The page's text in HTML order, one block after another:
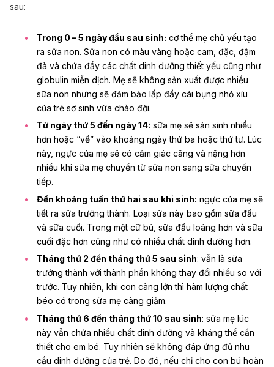
sau:
Trong 0 – 5 ngày đầu sau sinh: cơ thể mẹ chủ yếu tạo
ra sữa non. Sữa non có màu vàng hoặc cam, đặc, đậm
đà và chứa đầy các chất dinh dưỡng thiết yếu cũng như
globulin miễn dịch. Mẹ sẽ không sản xuất được nhiều
sữa non nhưng sẽ đảm bảo lấp đầy cái bụng nhỏ xíu
của trẻ sơ sinh vừa chào đời.
Từ ngày thứ 5 đến ngày 14: sữa mẹ sẽ sản sinh nhiều
hơn hoặc “về” vào khoảng ngày thứ ba hoặc thứ tư. Lúc
này, ngực của mẹ sẽ có cảm giác căng và nặng hơn
nhiều khi sữa mẹ chuyển từ sữa non sang sữa chuyển
tiếp.
Đến khoảng tuần thứ hai sau khi sinh: ngực của mẹ sẽ
tiết ra sữa trưởng thành. Loại sữa này bao gồm sữa đầu
và sữa cuối. Trong một cữ bú, sữa đầu loãng hơn và sữa
cuối đặc hơn cũng như có nhiều chất dinh dưỡng hơn.
Tháng thứ 2 đến tháng thứ 5 sau sinh: vẫn là sữa
trưởng thành với thành phần không thay đổi nhiều so với
trước. Tuy nhiên, khi con càng lớn thì hàm lượng chất
béo có trong sữa mẹ càng giảm.
Tháng thứ 6 đến tháng thứ 10 sau sinh: sữa mẹ lúc
này vẫn chứa nhiều chất dinh dưỡng và kháng thể cần
thiết cho em bé. Tuy nhiên sẽ không đáp ứng đủ nhu
cầu dinh dưỡng của trẻ. Do đó, nếu chỉ cho con bú hoàn